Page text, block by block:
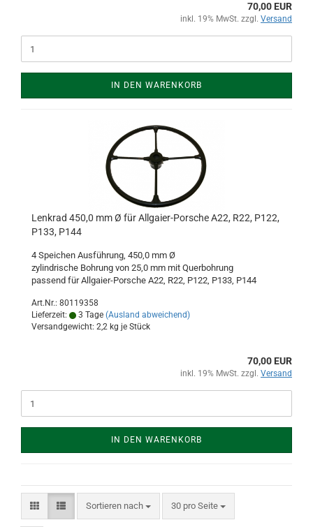
70,00 EUR
inkl. 19% MwSt. zzgl. Versand
IN DEN WARENKORB
Lenkrad 450,0 mm Ø für Allgaier-Porsche A22, R22, P122,
P133, P144
4 Speichen Ausführung, 450,0 mm Ø
zylindrische Bohrung von 25,0 mm mit Querbohrung
passend für Allgaier-Porsche A22, R22, P122, P133, P144
Art.Nr.: 80119358
Lieferzeit:
3 Tage (Ausland abweichend)
Versandgewicht: 2,2 kg je Stück
70,00 EUR
inkl. 19% MwSt. zzgl. Versand
IN DEN WARENKORB
Sortieren nach
Sortieren nach 30 pro Seite
pro Seite